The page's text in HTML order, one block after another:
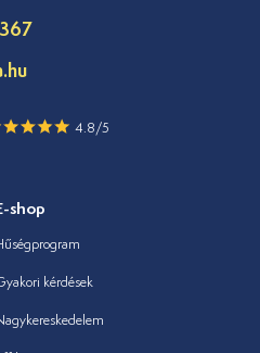
4.8/5
shop
kérdések